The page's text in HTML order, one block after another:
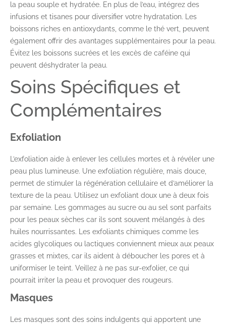
la peau souple et hydratée. En plus de l’eau, intégrez des
infusions et tisanes pour diversifier votre hydratation. Les
boissons riches en antioxydants, comme le thé vert, peuvent
également offrir des avantages supplémentaires pour la peau.
Évitez les boissons sucrées et les excès de caféine qui
peuvent déshydrater la peau.
Soins Spécifiques et
Complémentaires
Exfoliation
L’exfoliation aide à enlever les cellules mortes et à révéler une
peau plus lumineuse. Une exfoliation régulière, mais douce,
permet de stimuler la régénération cellulaire et d’améliorer la
texture de la peau. Utilisez un exfoliant doux une à deux fois
par semaine. Les gommages au sucre ou au sel sont parfaits
pour les peaux sèches car ils sont souvent mélangés à des
huiles nourrissantes. Les exfoliants chimiques comme les
acides glycoliques ou lactiques conviennent mieux aux peaux
grasses et mixtes, car ils aident à déboucher les pores et à
uniformiser le teint. Veillez à ne pas sur-exfolier, ce qui
pourrait irriter la peau et provoquer des rougeurs.
Masques
Les masques sont des soins indulgents qui apportent une